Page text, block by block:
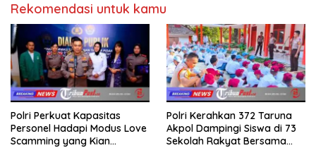
Rekomendasi untuk kamu
Polri Perkuat Kapasitas
Personel Hadapi Modus Love
Scamming yang Kian
Polri Kerahkan 372 Taruna
Akpol Dampingi Siswa di 73
Sekolah Rakyat Bersama